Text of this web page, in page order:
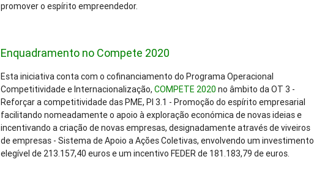
promover o espírito empreendedor.
Enquadramento no Compete 2020
Esta iniciativa conta com o cofinanciamento do Programa Operacional
Competitividade e Internacionalização,COMPETE 2020 no âmbito da OT 3 -
Reforçar a competitividade das PME, PI 3.1 - Promoção do espírito empresarial
facilitando nomeadamente o apoio à exploração económica de novas ideias e
incentivando a criação de novas empresas, designadamente através de viveiros
de empresas - Sistema de Apoio a Ações Coletivas, envolvendo um investimento
elegível de 213.157,40 euros e um incentivo FEDER de 181.183,79 de euros.